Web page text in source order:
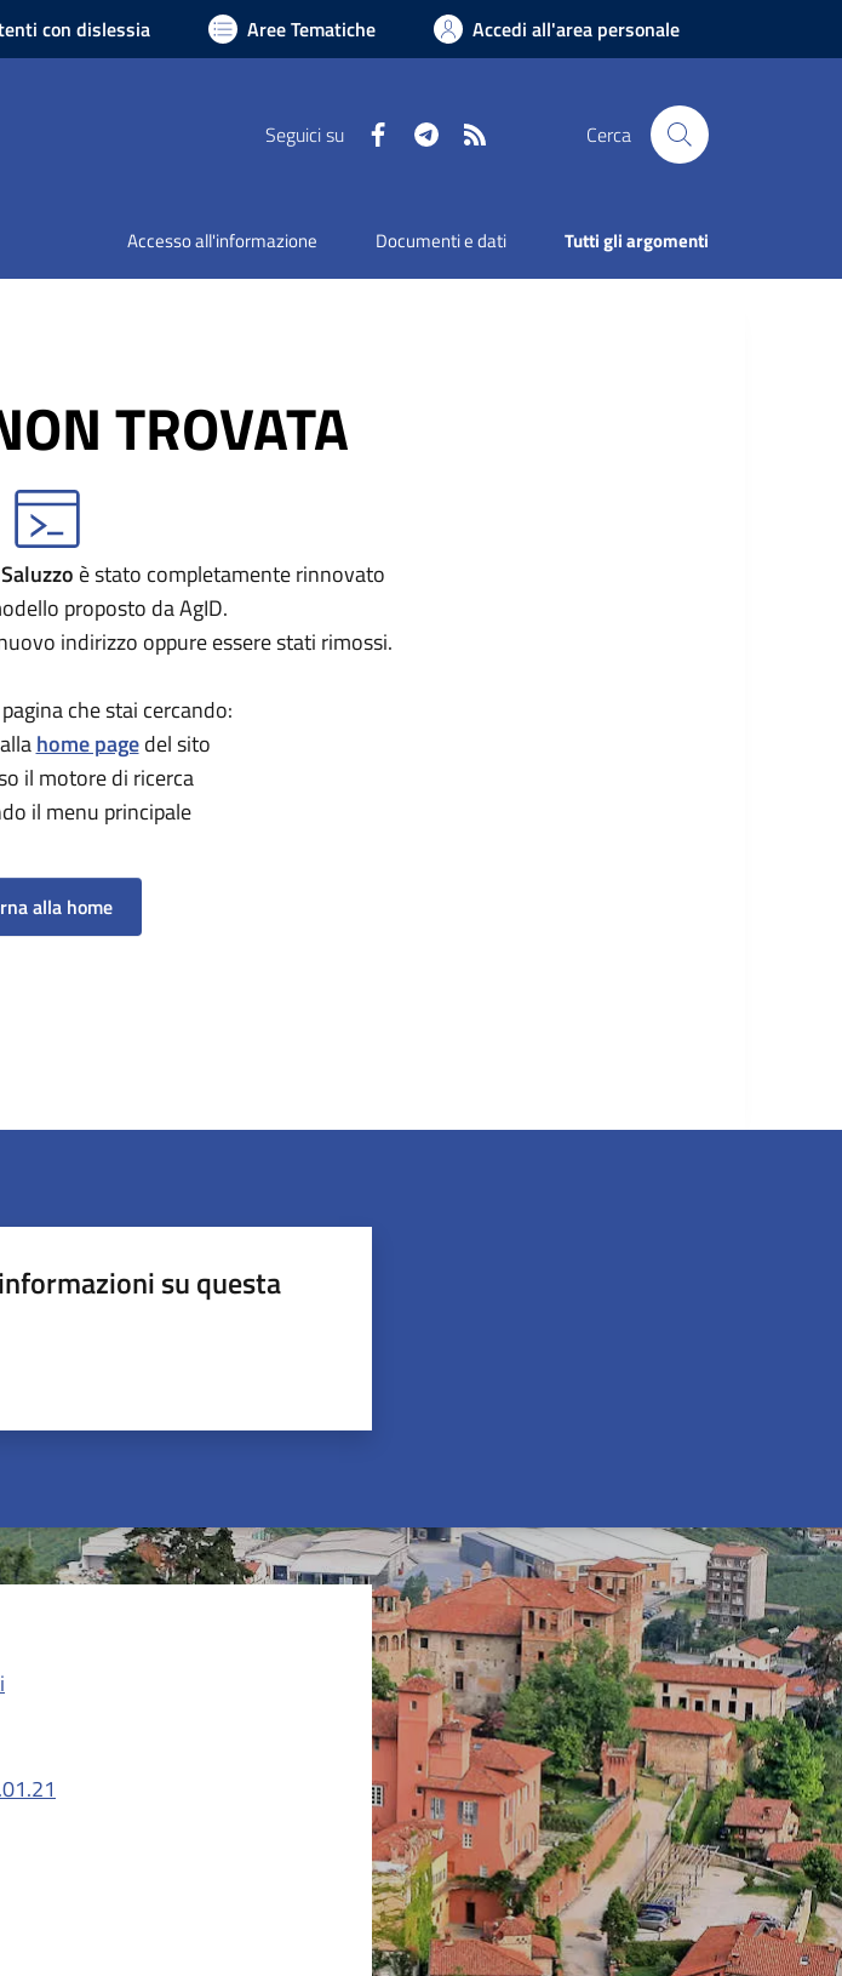
con dislessia Aree Tematiche Accedi all'area personale
Seguici su FacebookTelegram Cerca
Accesso all'informazione Documenti e dati Tutti gli argomenti
TROVATA
è stato completamente rinnovato
proposto da AgID.
indirizzo oppure essere stati rimossi.
che stai cercando:
home pagedel sito
il motore di ricerca
il menu principale
alla home
su questa